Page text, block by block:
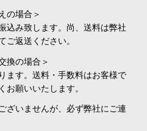
の場合＞
込み致します。尚、送料は弊社
ご返送ください。
換の場合＞
ます。送料・手数料はお客様で
お願いいたします。
ざいませんが、必ず弊社にご連